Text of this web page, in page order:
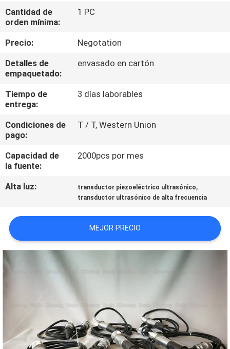
DE
CALIDAD
CONTÁCTENOS
NOTICIAS
CASOS
SOLICITAR
UNA
COTIZACIÓN
MAPA
POLÍTICA
Cantidad de
orden mínima:
1 PC
Precio:
Negotation
Detalles de
empaquetado:
envasado en cartón
Tiempo de
entrega:
3 días laborables
Condiciones de
pago:
T / T, Western Union
Capacidad de
la fuente:
2000pcs por mes
Alta luz: transductor piezoeléctrico ultrasónico,
transductor ultrasónico de alta frecuencia
MEJOR PRECIO